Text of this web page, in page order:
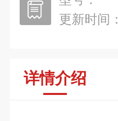
更新时间：
详情介绍